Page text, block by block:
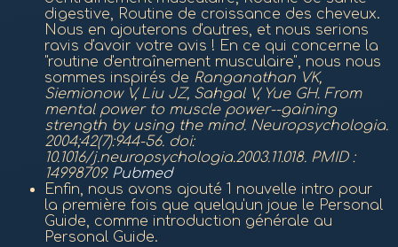
digestive, Routine de croissance des cheveux.
Nous en ajouterons d'autres, et nous serions
ravis d'avoir votre avis ! En ce qui concerne la
"routine d'entraînement musculaire", nous nous
sommes inspirés de Ranganathan VK,
Siemionow V, Liu JZ, Sahgal V, Yue GH. From
mental power to muscle power--gaining
strength by using the mind. Neuropsychologia.
2004;42(7):944-56. doi:
10.1016/j.neuropsychologia.2003.11.018. PMID :
14998709. Pubmed
Enfin, nous avons ajouté 1 nouvelle intro pour
la première fois que quelqu'un joue le Personal
Guide, comme introduction générale au
Personal Guide.